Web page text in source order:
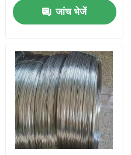
जांच भेजें